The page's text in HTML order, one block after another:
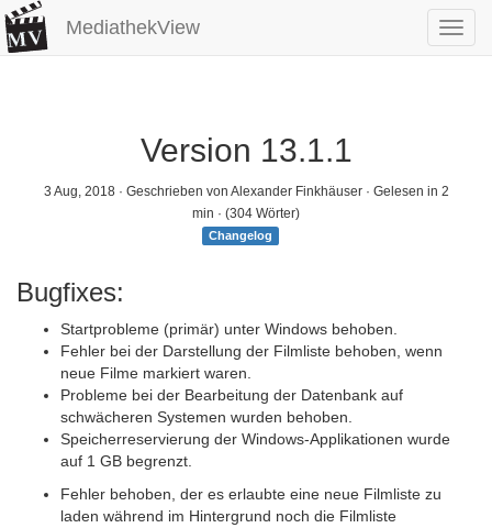
MediathekView
Version 13.1.1
3 Aug, 2018 · Geschrieben von Alexander Finkhäuser · Gelesen in 2
min · (304 Wörter)
Changelog
Bugfixes:
Startprobleme (primär) unter Windows behoben.
Fehler bei der Darstellung der Filmliste behoben, wenn
neue Filme markiert waren.
Probleme bei der Bearbeitung der Datenbank auf
schwächeren Systemen wurden behoben.
Speicherreservierung der Windows-Applikationen wurde
auf 1 GB begrenzt.
Fehler behoben, der es erlaubte eine neue Filmliste zu
laden während im Hintergrund noch die Filmliste